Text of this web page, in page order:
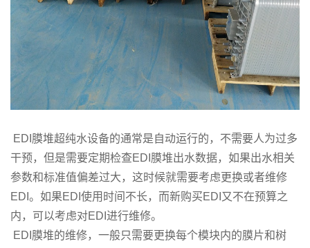
EDI膜堆超纯水设备的通常是自动运行的，不需要人为过多
干预，但是需要定期检查EDI膜堆出水数据，如果出水相关
参数和标准值偏差过大，这时候就需要考虑更换或者维修
EDI。如果EDI使用时间不长，而新购买EDI又不在预算之
内，可以考虑对EDI进行维修。
EDI膜堆的维修，一般只需要更换每个模块内的膜片和树